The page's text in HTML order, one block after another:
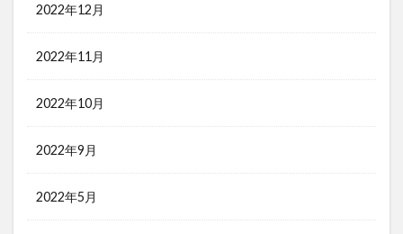
2022年12月
2022年11月
2022年10月
2022年9月
2022年5月